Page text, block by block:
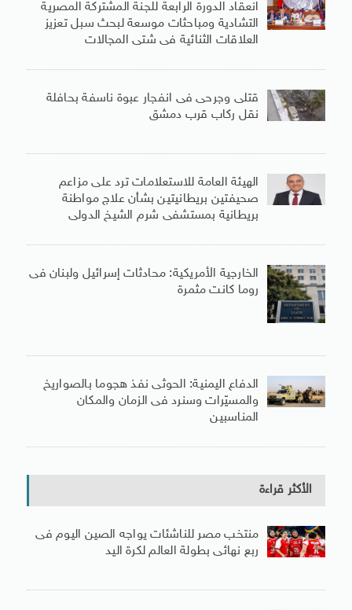
انعقاد الدورة الرابعة للجنة المشتركة المصرية
التشادية ومباحثات موسعة لبحث سبل تعزيز
العلاقات الثنائية فى شتى المجالات
قتلى وجرحى فى انفجار عبوة ناسفة بحافلة
نقل ركاب قرب دمشق
الهيئة العامة للاستعلامات ترد على مزاعم
صحيفتين بريطانيتين بشأن علاج مواطنة
بريطانية بمستشفى شرم الشيخ الدولى
الخارجية الأمريكية: محادثات إسرائيل ولبنان فى
روما كانت مثمرة
الدفاع اليمنية: الحوثى نفذ هجوما بالصواريخ
والمسيّرات وسنرد فى الزمان والمكان
المناسبين
الأكثر قراءة
منتخب مصر للناشئات يواجه الصين اليوم فى
ربع نهائى بطولة العالم لكرة اليد